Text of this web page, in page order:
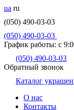
ua ru
(050) 490-03-03
(050) 490-03-03
График работы: с
(050) 490-03-03
Обратный звонок
Каталог
О нас
Контакты